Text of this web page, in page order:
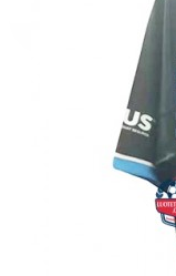
Ostoskorisi on